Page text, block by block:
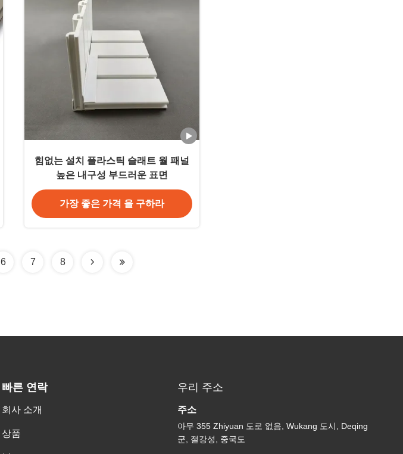
힘없는 설치 플라스틱 슬래트 월 패널
높은 내구성 부드러운 표면
가장 좋은 가격 을 구하라
6 7 8
빠른 연락
회사 소개
상품
우리 주소
주소
아무 355 Zhiyuan 도로 없음, Wukang 도시, Deqing
군, 절강성, 중국도